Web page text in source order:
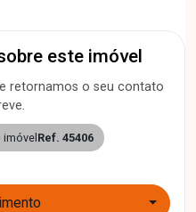
este imóvel
retornamos o seu contato
Ref. 45406